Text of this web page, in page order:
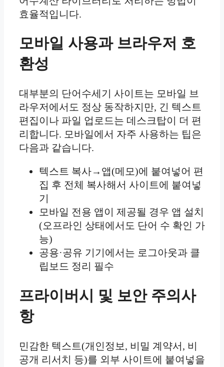
효율적입니다.
모바일 사용과 브라우저 호
환성
대부분의 단어수세기 사이트는 모바일 브
라우저에서도 정상 동작하지만, 긴 텍스트
편집이나 파일 업로드는 데스크탑이 더 편
리합니다. 모바일에서 자주 사용하는 팁은
다음과 같습니다.
텍스트 복사→앱(메모)에 붙여넣어 편
집 후 전체 복사해서 사이트에 붙여넣
기
모바일 전용 앱이 제공될 경우 앱 설치
(오프라인 상태에서도 단어 수 확인 가
능)
공용·공유 기기에서는 로그아웃과 클
립보드 정리 필수
프라이버시 및 보안 주의사
항
민감한 텍스트(개인정보, 비밀 계약서, 비
공개 리서치 등)를 외부 사이트에 붙여넣을